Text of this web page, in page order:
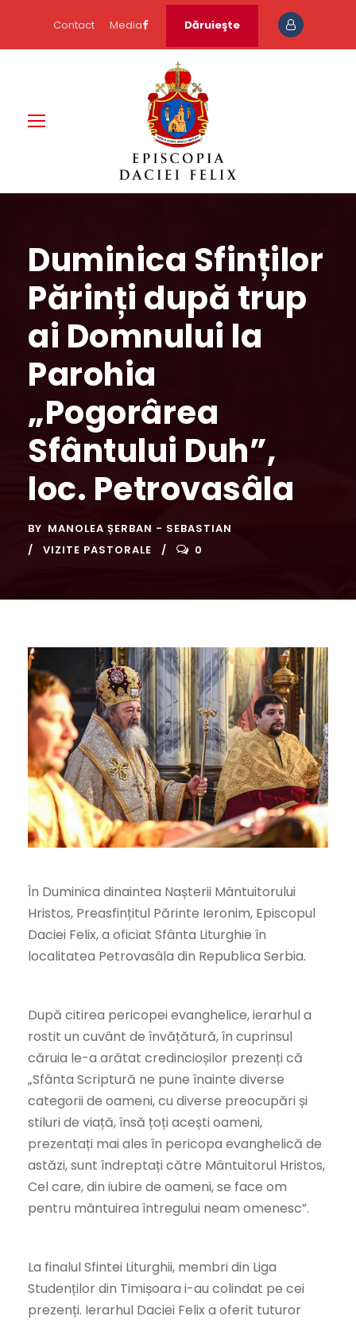
Contact Media Dăruieşte
Duminica Sfinților
Părinți după trup
ai Domnului la
Parohia
„Pogorârea
Sfântului Duh”,
loc. Petrovasâla
BY MANOLEA ȘERBAN - SEBASTIAN
VIZITE PASTORALE
0
În Duminica dinaintea Nașterii Mântuitorului
Hristos, Preasfințitul Părinte Ieronim, Episcopul
Daciei Felix, a oficiat Sfânta Liturghie în
localitatea Petrovasâla din Republica Serbia.
După citirea pericopei evanghelice, ierarhul a
rostit un cuvânt de învățătură, în cuprinsul
căruia le-a arătat credincioșilor prezenți că
„Sfânta Scriptură ne pune înainte diverse
categorii de oameni, cu diverse preocupări și
stiluri de viață, însă țoți acești oameni,
prezentați mai ales în pericopa evanghelică de
astăzi, sunt îndreptați către Mântuitorul Hristos,
Cel care, din iubire de oameni, se face om
pentru mântuirea întregului neam omenesc”.
La finalul Sfintei Liturghii, membri din Liga
Studenților din Timișoara i-au colindat pe cei
prezenți. Ierarhul Daciei Felix a oferit tuturor